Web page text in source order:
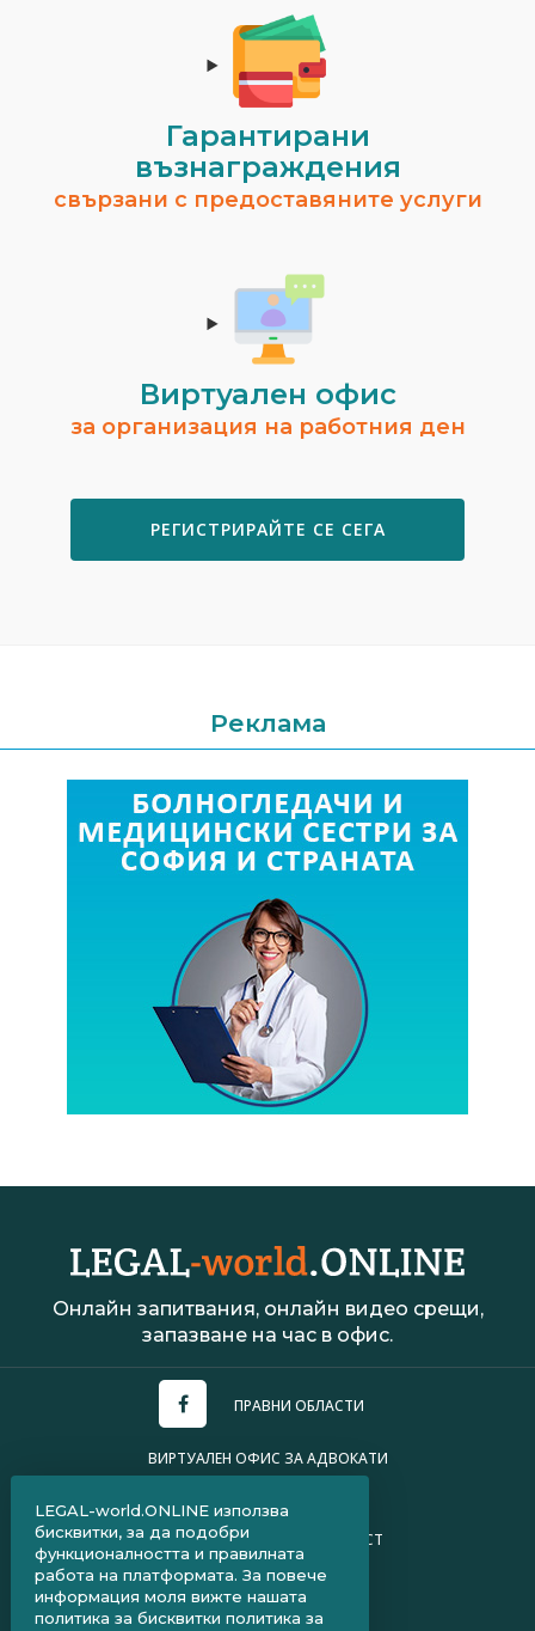
Гарантирани
възнаграждения
свързани с предоставяните услуги
Виртуален офис
за организация на работния ден
РЕГИСТРИРАЙТЕ СЕ СЕГА
Реклама
Онлайн запитвания, онлайн видео срещи,
запазване на час в офис.
ПРАВНИ ОБЛАСТИ
ВИРТУАЛЕН ОФИС ЗА АДВОКАТИ
ПОЛИТИКА ЗА ПОВЕРИТЕЛНОСТ
ЧЗВ ЗА КЛИЕНТИ
ЧЗВ ЗА АДВОКАТИ
LEGAL-world.ONLINE използва
бисквитки, за да подобри
функционалността и правилната
работа на платформата. За повече
информация моля вижте нашата
политика за бисквитки политика за